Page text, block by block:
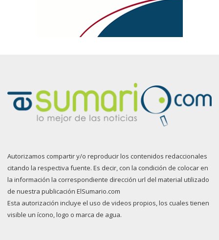
Autorizamos compartir y/o reproducir los contenidos redaccionales
citando la respectiva fuente. Es decir, con la condición de colocar en
la información la correspondiente dirección url del material utilizado
de nuestra publicación ElSumario.com
Esta autorización incluye el uso de videos propios, los cuales tienen
visible un ícono, logo o marca de agua.